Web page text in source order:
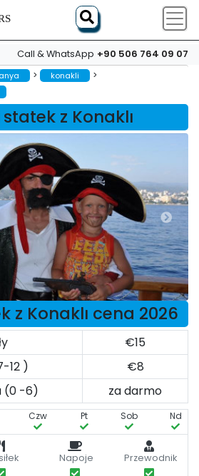
Call & WhatsApp +90 506 764 09 07
> konakli >
z Konaklı
z Konaklı cena 2026
€15
12 )
€8
(0 -6)
za darmo
Czw Pt Sob Nd
Napoje Przewodnik